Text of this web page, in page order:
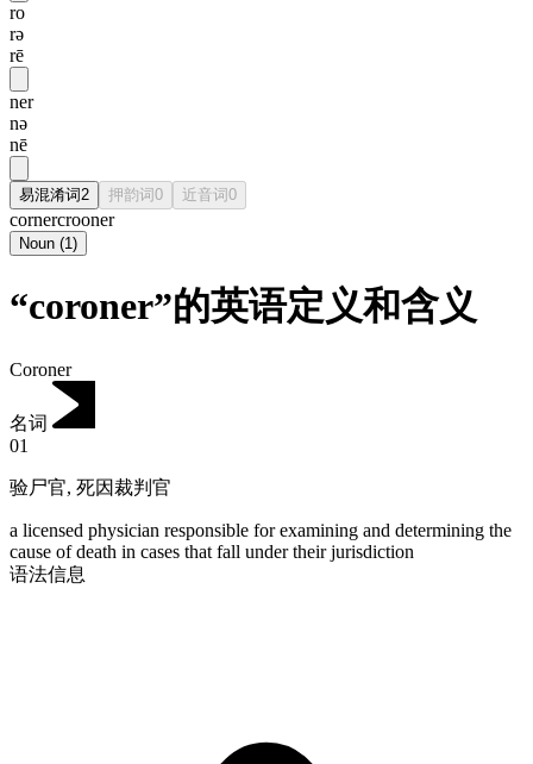
ro
rə
rē
ner
nə
nē
易混淆词2 押韵词0 近音词0
cornercrooner
Noun (1)
“coroner”的英语定义和含义
Coroner
名词
01
验尸官, 死因裁判官
a licensed physician responsible for examining and determining the
cause of death in cases that fall under their jurisdiction
语法信息